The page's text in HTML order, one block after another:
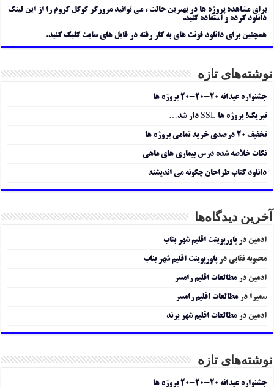
برای مشاهده پروژه ها در بهترین حالت ، می توانید مرورگر گوگل کروم را از این لینک
دانلود کرده و استفاده کنید.
همچنین برای دانلود فونت های به کار رفته در فایل های سایت کلیک کنید.
نوشته‌های تازه
جشنواره عیدانه ۲۰-۲۰-۲۰ پروژه ها
تبریک! پروژه ها SSL دار شد…
تخفیف ۲۰ درصدی خرید تمامی پروژه ها
نکات خلاصه شده درس بیماری های ماهی
دانلود کتاب طراحان چگونه می اندیشند
آخرین دیدگاه‌ها
ادمین درپاورپوینت اقلیم شهر بناب
محبوبه نقابی درپاورپوینت اقلیم شهر بناب
ادمین درمطالعات اقلیم رامسر
سمیرا درمطالعات اقلیم رامسر
ادمین درمطالعات اقلیم شهر پرند
نوشته‌های تازه
جشنواره عیدانه ۲۰-۲۰-۲۰ پروژه ها